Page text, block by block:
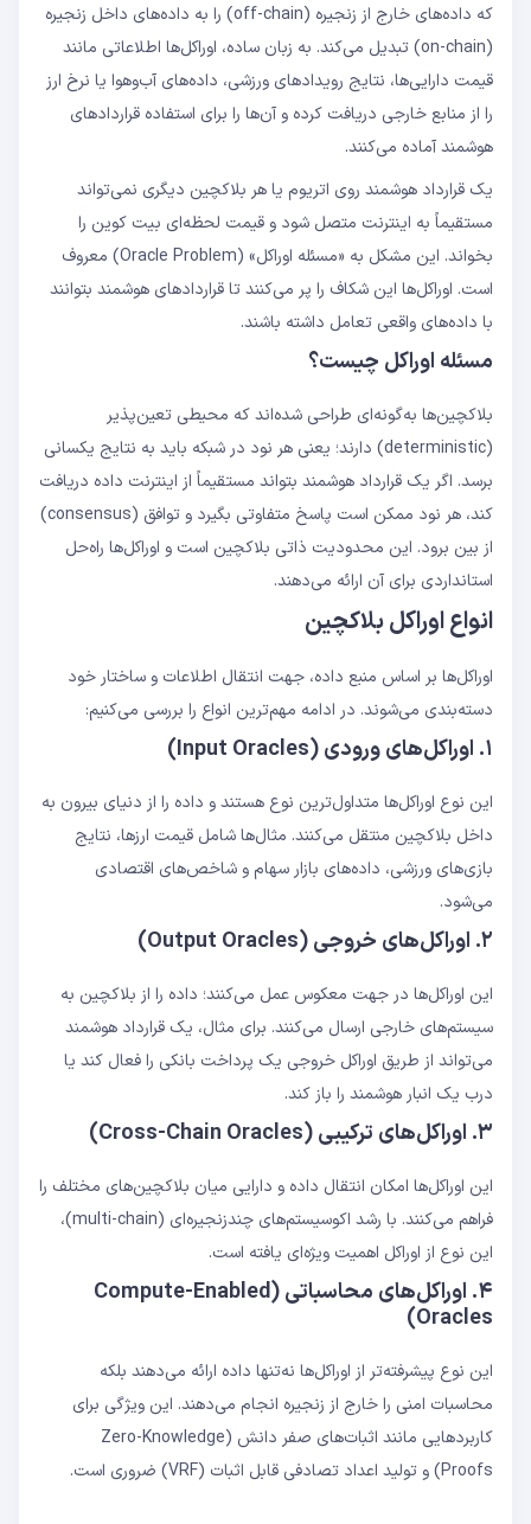
آیا اوراکل‌ها می‌توانند هک شوند؟که داده‌های خارج از زنجیره (off-chain) را به داده‌های داخل زنجیره
(on-chain) تبدیل می‌کند. به زبان ساده، اوراکل‌ها اطلاعاتی مانند
قیمت دارایی‌ها، نتایج رویدادهای ورزشی، داده‌های آب‌وهوا یا نرخ ارز
را از منابع خارجی دریافت کرده و آن‌ها را برای استفاده قراردادهای
هوشمند آماده می‌کنند.
یک قرارداد هوشمند روی اتریوم یا هر بلاکچین دیگری نمی‌تواند
مستقیماً به اینترنت متصل شود و قیمت لحظه‌ای بیت کوین را
بخواند. این مشکل به «مسئله اوراکل» (Oracle Problem) معروف
است. اوراکل‌ها این شکاف را پر می‌کنند تا قراردادهای هوشمند بتوانند
با داده‌های واقعی تعامل داشته باشند.
مسئله اوراکل چیست؟
بلاکچین‌ها به‌گونه‌ای طراحی شده‌اند که محیطی تعین‌پذیر
(deterministic) دارند؛ یعنی هر نود در شبکه باید به نتایج یکسانی
برسد. اگر یک قرارداد هوشمند بتواند مستقیماً از اینترنت داده دریافت
کند، هر نود ممکن است پاسخ متفاوتی بگیرد و توافق (consensus)
از بین برود. این محدودیت ذاتی بلاکچین است و اوراکل‌ها راه‌حل
استانداردی برای آن ارائه می‌دهند.
انواع اوراکل بلاکچین
اوراکل‌ها بر اساس منبع داده، جهت انتقال اطلاعات و ساختار خود
دسته‌بندی می‌شوند. در ادامه مهم‌ترین انواع را بررسی می‌کنیم:
۱. اوراکل‌های ورودی (Input Oracles)
این نوع اوراکل‌ها متداول‌ترین نوع هستند و داده را از دنیای بیرون به
داخل بلاکچین منتقل می‌کنند. مثال‌ها شامل قیمت ارزها، نتایج
بازی‌های ورزشی، داده‌های بازار سهام و شاخص‌های اقتصادی
می‌شود.
۲. اوراکل‌های خروجی (Output Oracles)
این اوراکل‌ها در جهت معکوس عمل می‌کنند؛ داده را از بلاکچین به
سیستم‌های خارجی ارسال می‌کنند. برای مثال، یک قرارداد هوشمند
می‌تواند از طریق اوراکل خروجی یک پرداخت بانکی را فعال کند یا
درب یک انبار هوشمند را باز کند.
۳. اوراکل‌های ترکیبی (Cross-Chain Oracles)
این اوراکل‌ها امکان انتقال داده و دارایی میان بلاکچین‌های مختلف را
فراهم می‌کنند. با رشد اکوسیستم‌های چندزنجیره‌ای (multi-chain)،
این نوع از اوراکل اهمیت ویژه‌ای یافته است.
۴. اوراکل‌های محاسباتی (Compute-Enabled
Oracles)
این نوع پیشرفته‌تر از اوراکل‌ها نه‌تنها داده ارائه می‌دهند بلکه
محاسبات امنی را خارج از زنجیره انجام می‌دهند. این ویژگی برای
کاربردهایی مانند اثبات‌های صفر دانش (Zero-Knowledge
Proofs) و تولید اعداد تصادفی قابل اثبات (VRF) ضروری است.